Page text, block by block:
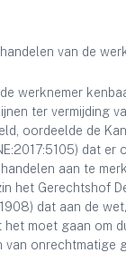
van de
werknemer
ter vermijding
oordeelde de
dat er
aan te
het Gerechtshof
dat aan de
moet gaan om
van onrechtmatige